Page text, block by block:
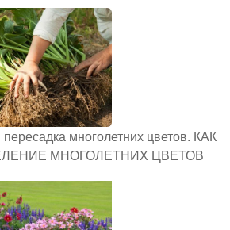
многолетних цветов. КАК
МНОГОЛЕТНИХ ЦВЕТОВ